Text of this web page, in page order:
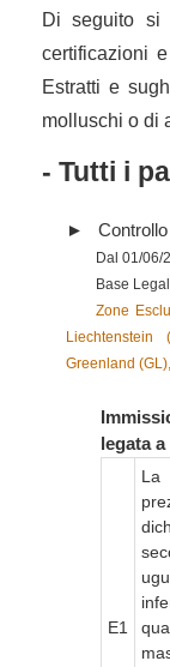
Di seguito si
certificazioni
Estratti e
molluschi o di
- Tutti i
Dal 01/06/
Base
Zone
Greenland
legata
E1
La